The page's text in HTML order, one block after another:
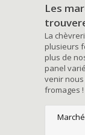
Les
La
plusieurs
plus de
panel
venir
fromages !